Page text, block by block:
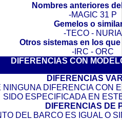
Nombres anteriores
-MAGIC 31 P
Gemelos o
-TECO - NURIA
Otros sistemas en los
-IRC - ORC
DIFERENCIAS CON
DIFERENCIAS
DIFERENCIA CON
SIDO ESPECIFICADA EN
DIFERENCIAS DE
DEL BARCO ES IGUAL O